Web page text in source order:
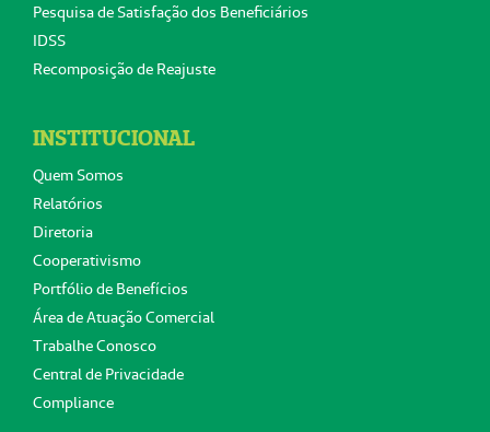
Pesquisa de Satisfação dos Beneficiários
IDSS
Recomposição de Reajuste
INSTITUCIONAL
Quem Somos
Relatórios
Diretoria
Cooperativismo
Portfólio de Benefícios
Área de Atuação Comercial
Trabalhe Conosco
Central de Privacidade
Compliance